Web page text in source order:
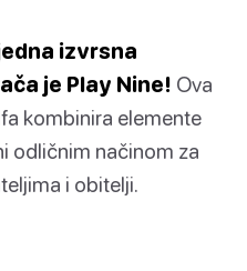
izvrsna
je Play Nine! Ova
kombinira elemente
odličnim načinom za
i obitelji.